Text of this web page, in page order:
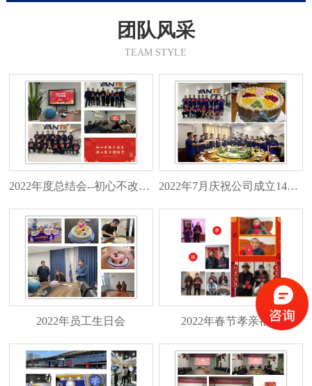
团队风采
TEAM STYLE
2022年度总结会--初心不改共成长，凝心聚力谱新章 2022年7月庆祝公司成立14周年
2022年员工生日会 2022年春节孝亲福利